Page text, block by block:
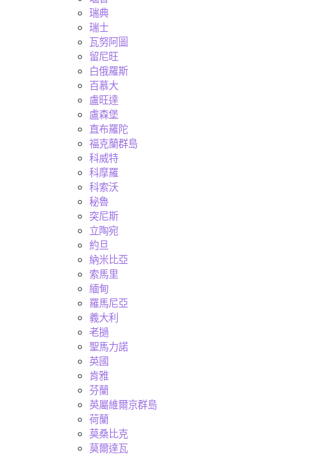
瑞典
瑞士
瓦努阿圖
留尼旺
白俄羅斯
百慕大
盧旺達
盧森堡
直布羅陀
福克蘭群島
科威特
科摩羅
科索沃
秘魯
突尼斯
立陶宛
約旦
納米比亞
索馬里
緬甸
羅馬尼亞
義大利
老撾
聖馬力諾
英國
肯雅
芬蘭
英屬維爾京群島
荷蘭
莫桑比克
莫爾達瓦